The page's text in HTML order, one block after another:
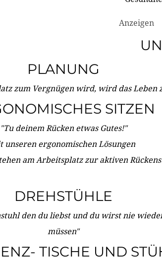
Anzeigen
PLANUNG
zum Vergnügen wird, wird das Leben
SITZEN
"Tu deinem Rücken etwas Gutes!"
unseren ergonomischen Lösungen
am Arbeitsplatz zur aktiven
DREHSTÜHLE
den du liebst und du wirst nie
müssen"
TISCHE UND